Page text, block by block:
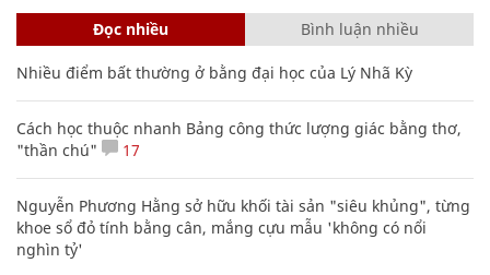
Đọc nhiều Bình luận nhiều
Nhiều điểm bất thường ở bằng đại học của Lý Nhã Kỳ
Cách học thuộc nhanh Bảng công thức lượng giác bằng thơ,
"thần chú"
17
Nguyễn Phương Hằng sở hữu khối tài sản "siêu khủng", từng
khoe sổ đỏ tính bằng cân, mắng cựu mẫu 'không có nổi
nghìn tỷ'